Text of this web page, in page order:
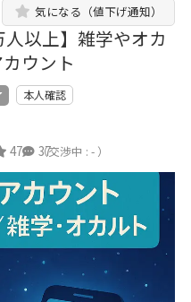
人以上】雑学やオカ
ウント
気になる（値下げ通知）
本人確認
47 37
（交渉中 : - ）